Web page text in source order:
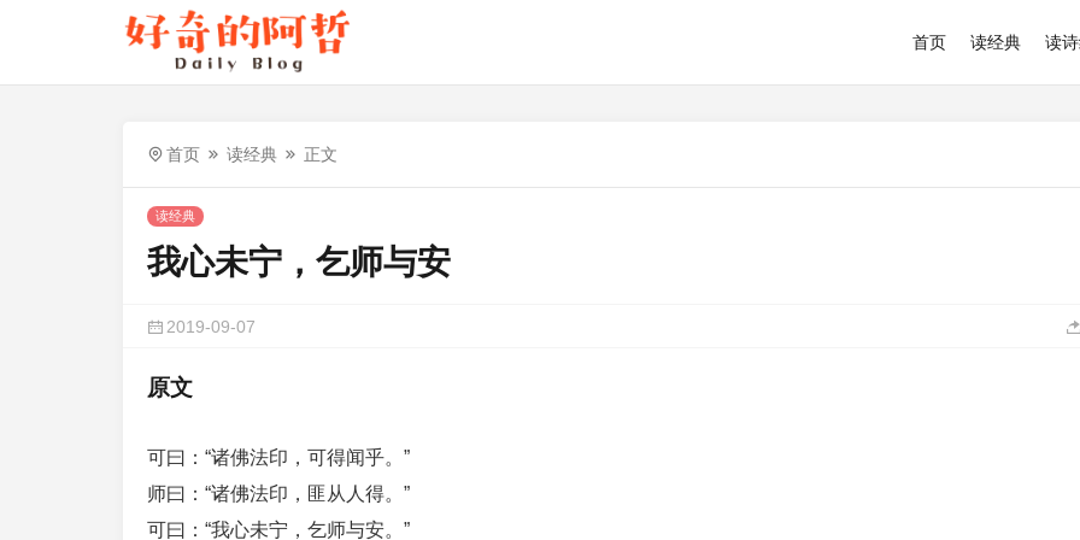
首页 读经典 读
首页 读经典 正文
读经典
我心未宁，乞师与安
2019-09-07
原文
可曰：“诸佛法印，可得闻乎。”
师曰：“诸佛法印，匪从人得。”
可曰：“我心未宁，乞师与安。”